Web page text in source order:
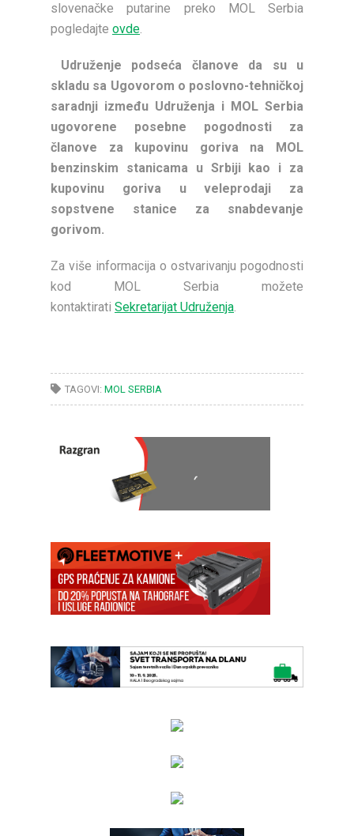
slovenačke putarine preko MOL Serbia
pogledajte ovde.
Udruženje podseća članove da su u
skladu sa Ugovorom o poslovno-tehničkoj
saradnji između Udruženja i MOL Serbia
ugovorene posebne pogodnosti za
članove za kupovinu goriva na MOL
benzinskim stanicama u Srbiji kao i za
kupovinu goriva u veleprodaji za
sopstvene stanice za snabdevanje
gorivom.
Za više informacija o ostvarivanju pogodnosti
kod MOL Serbia možete
kontaktirati Sekretarijat Udruženja.
TAGOVI: MOL SERBIA